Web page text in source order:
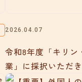
2026.04.07
令和8年度「キリ
業」に採択いただ